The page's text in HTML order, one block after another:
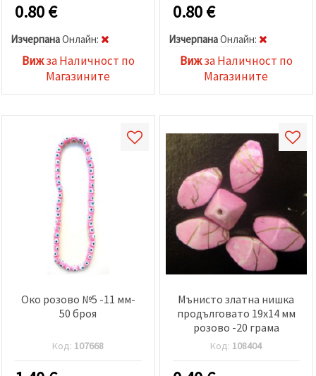
0.80€
ИзчерпанаOнлайн:
Вижза Наличност по
Магазините
0.80€
ИзчерпанаOнлайн:
Вижза Наличност по
Магазините
Око розово №5 -11 мм-
50 броя
Код: 107668
Мънисто златна нишка
продълговато 19x14 мм
розово -20 грама
Код: 108404